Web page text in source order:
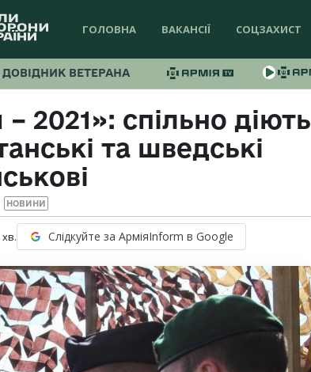
ГОЛОВНА ВАКАНСІЇ СОЦЗАХИСТ
ДОВІДНИК ВЕТЕРАНА
2021»: спільно діють
та шведські
НОВИНИ
хв. Слідкуйте за АрміяInform в Google